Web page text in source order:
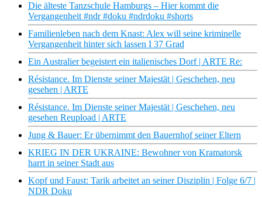
Die älteste Tanzschule Hamburgs – Hier kommt die
Vergangenheit #ndr #doku #ndrdoku #shorts
Familienleben nach dem Knast: Alex will seine kriminelle
Vergangenheit hinter sich lassen I 37 Grad
Ein Australier begeistert ein italienisches Dorf | ARTE Re:
Résistance. Im Dienste seiner Majestät | Geschehen, neu
gesehen | ARTE
Résistance. Im Dienste seiner Majestät | Geschehen, neu
gesehen Reupload | ARTE
Jung & Bauer: Er übernimmt den Bauernhof seiner Eltern
KRIEG IN DER UKRAINE: Bewohner von Kramatorsk
harrt in seiner Stadt aus
Kopf und Faust: Tarik arbeitet an seiner Disziplin | Folge 6/7 |
NDR Doku